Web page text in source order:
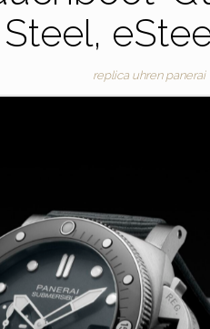
replica uhren panerai